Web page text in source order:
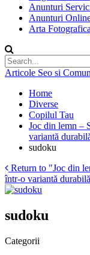
Anunturi
Anunturi
Arta Fotografica
Articole Seo si
Home
Diverse
Copilul Tau
Joc din lemn –
variantă
sudoku
Return to "Joc din
într-o variantă
sudoku
Categorii